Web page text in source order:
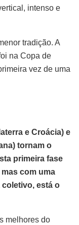
intenso e
tradição. A
na Copa de
vez de uma
e Croácia) e
tornam o
primeira fase
com uma
está o
melhores do